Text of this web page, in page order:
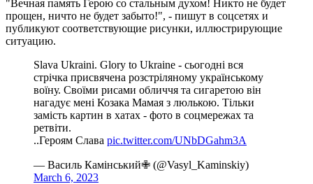
"Вечная память Герою со стальным духом! Никто не будет
прощен, ничто не будет забыто!", - пишут в соцсетях и
публикуют соответствующие рисунки, иллюстрирующие
ситуацию.
Slava Ukraini. Glory to Ukraine - сьогодні вся
стрічка присвячена розстріляному українському
воїну. Своїми рисами обличчя та сигаретою він
нагадує мені Козака Мамая з люлькою. Тільки
замість картин в хатах - фото в соцмережах та
ретвіти.
..Героям Слава pic.twitter.com/UNbDGahm3A
— Василь Камінський✙ (@Vasyl_Kaminskiy)
March 6, 2023